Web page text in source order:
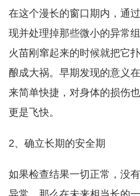
在这个漫长的窗口期内，通
现并处理掉那些微小的异常
火苗刚窜起来的时候就把它
酿成大祸。早期发现的意义
来简单快捷，对身体的损伤
更是飞快。
2、确立长期的安全期
如果检查结果一切正常，没